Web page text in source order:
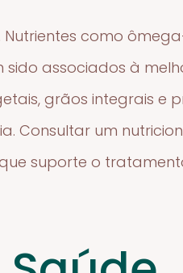
como
sido associados à
grãos integrais e
Consultar um
suporte o